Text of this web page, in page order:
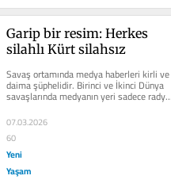
Garip bir resim: Herkes
silahlı Kürt silahsız
Savaş ortamında medya haberleri kirli ve
daima şüphelidir. Birinci ve İkinci Dünya
savaşlarında medyanın yeri sadece radyo
yayınlarından...
07.03.2026
60
Yeni
Yaşam